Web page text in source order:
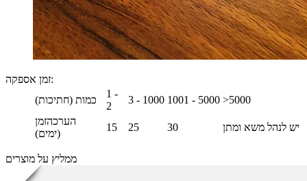
זמן אספקה:
כמות (חתיכות)
1 -
2
3 - 1000 1001 - 5000 >5000
הערכהזמן
(ימים)
15 25 30 יש לנהל משא ומתן
ממליץ על מוצרים